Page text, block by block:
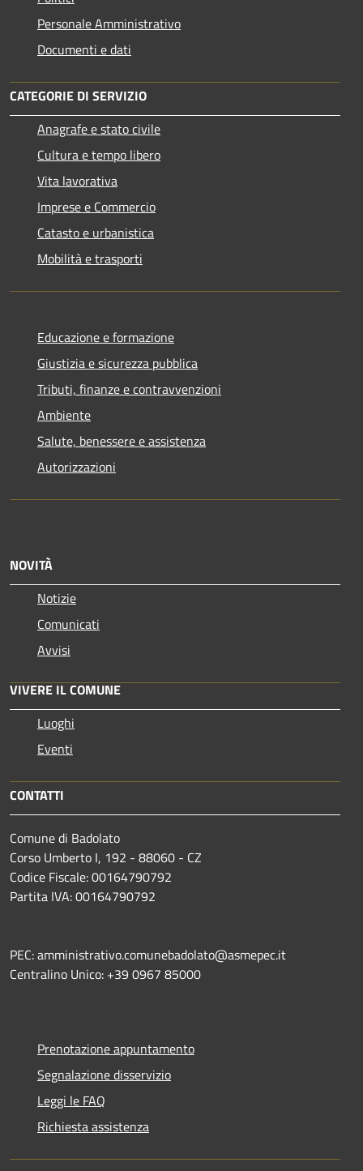
Personale Amministrativo
Documenti e dati
CATEGORIE DI SERVIZIO
Anagrafe e stato civile
Cultura e tempo libero
Vita lavorativa
Imprese e Commercio
Catasto e urbanistica
Mobilità e trasporti
Educazione e formazione
Giustizia e sicurezza pubblica
Tributi, finanze e contravvenzioni
Ambiente
Salute, benessere e assistenza
Autorizzazioni
NOVITÀ
Notizie
Comunicati
Avvisi
VIVERE IL COMUNE
Luoghi
Eventi
CONTATTI
Comune di Badolato
Corso Umberto I, 192 - 88060 - CZ
Codice Fiscale: 00164790792
Partita IVA: 00164790792
PEC: amministrativo.comunebadolato@asmepec.it
Centralino Unico: +39 0967 85000
Prenotazione appuntamento
Segnalazione disservizio
Leggi le FAQ
Richiesta assistenza